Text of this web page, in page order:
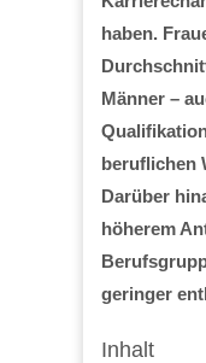
haben.
Männer –
beruflichen
Darüber
höherem
geringer
Inhalt